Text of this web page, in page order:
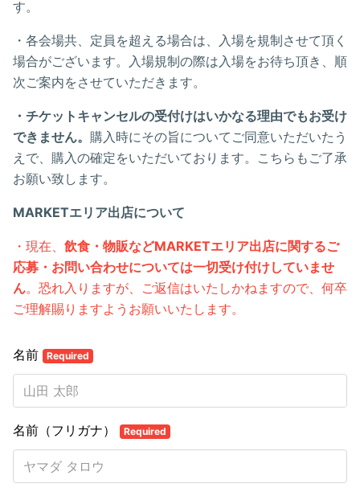
す。
・各会場共、定員を超える場合は、入場を規制させて頂く
場合がございます。入場規制の際は入場をお待ち頂き、順
次ご案内をさせていただきます。
・チケットキャンセルの受付けはいかなる理由でもお受け
できません。 購入時にその旨についてご同意いただいたう
えで、購入の確定をいただいております。こちらもご了承
お願い致します。
MARKETエリア出店について
・現在、 飲食・物販などMARKETエリア出店に関するご
応募・お問い合わせについては一切受け付けしていませ
ん。恐れ入りますが、ご返信はいたしかねますので、何卒
ご理解賜りますようお願いいたします。
名前 Required
名前（フリガナ） Required